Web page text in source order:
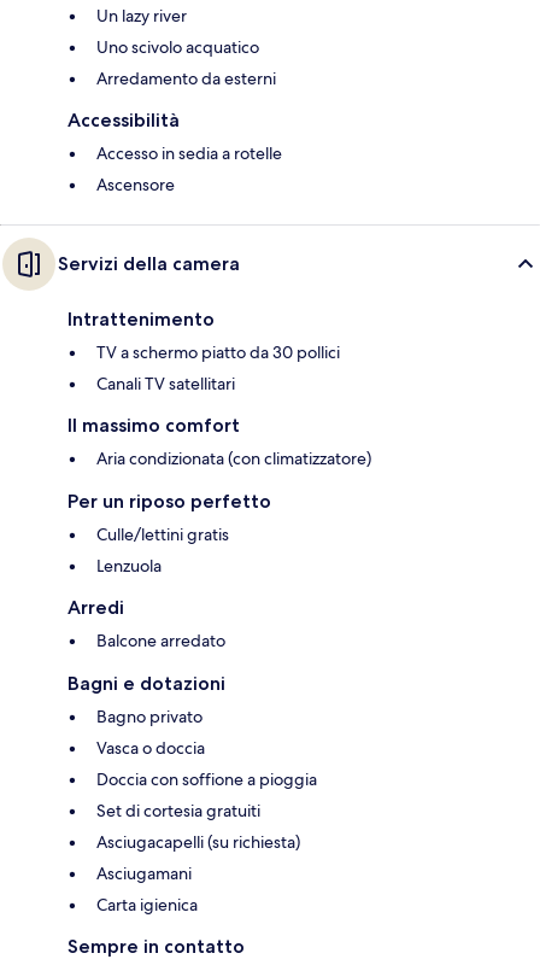
Un lazy river
Uno scivolo acquatico
Arredamento da esterni
Accessibilità
Accesso in sedia a rotelle
Ascensore
Servizi della camera
Intrattenimento
TV a schermo piatto da 30 pollici
Canali TV satellitari
Il massimo comfort
Aria condizionata (con climatizzatore)
Per un riposo perfetto
Culle/lettini gratis
Lenzuola
Arredi
Balcone arredato
Bagni e dotazioni
Bagno privato
Vasca o doccia
Doccia con soffione a pioggia
Set di cortesia gratuiti
Asciugacapelli (su richiesta)
Asciugamani
Carta igienica
Sempre in contatto